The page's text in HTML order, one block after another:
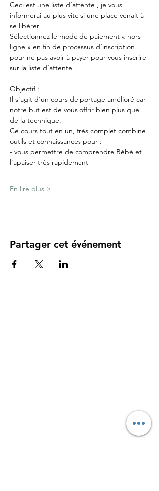
Ceci est une liste d’attente , je vous
informerai au plus vite si une place venait à
se libérer .
Sélectionnez le mode de paiement « hors
ligne » en fin de processus d’inscription
pour ne pas avoir à payer pour vous inscrire
sur la liste d’attente .
Objectif :
Il s'agit d'un cours de portage amélioré car
notre but est de vous offrir bien plus que
de la technique.
Ce cours tout en un, très complet combine
outils et connaissances pour :
- vous permettre de comprendre Bébé et
l'apaiser très rapidement
En lire plus >
Partager cet événement